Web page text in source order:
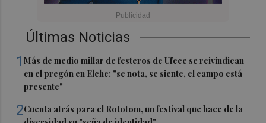
Últimas Noticias
1Más de medio millar de festeros de Ufece se reivindican
en el pregón en Elche: "se nota, se siente, el campo está
presente"
2Cuenta atrás para el Rototom, un festival que hace de la